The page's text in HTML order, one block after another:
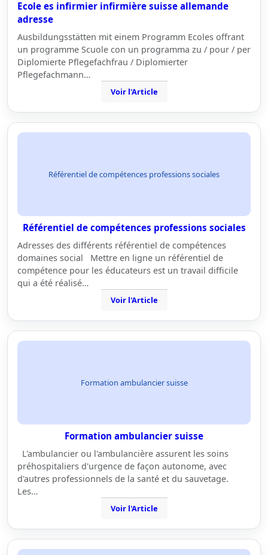
Ecole es infirmier infirmière suisse allemande
adresse
Ausbildungsstätten mit einem Programm Ecoles offrant
un programme Scuole con un programma zu / pour / per
Diplomierte Pflegefachfrau / Diplomierter
Pflegefachmann…
Voir l'Article
Référentiel de compétences professions sociales
Référentiel de compétences professions sociales
Adresses des différents référentiel de compétences
domaines social Mettre en ligne un référentiel de
compétence pour les éducateurs est un travail difficile
qui a été réalisé…
Voir l'Article
Formation ambulancier suisse
Formation ambulancier suisse
L'ambulancier ou l'ambulancière assurent les soins
préhospitaliers d'urgence de façon autonome, avec
d'autres professionnels de la santé et du sauvetage.
Les…
Voir l'Article